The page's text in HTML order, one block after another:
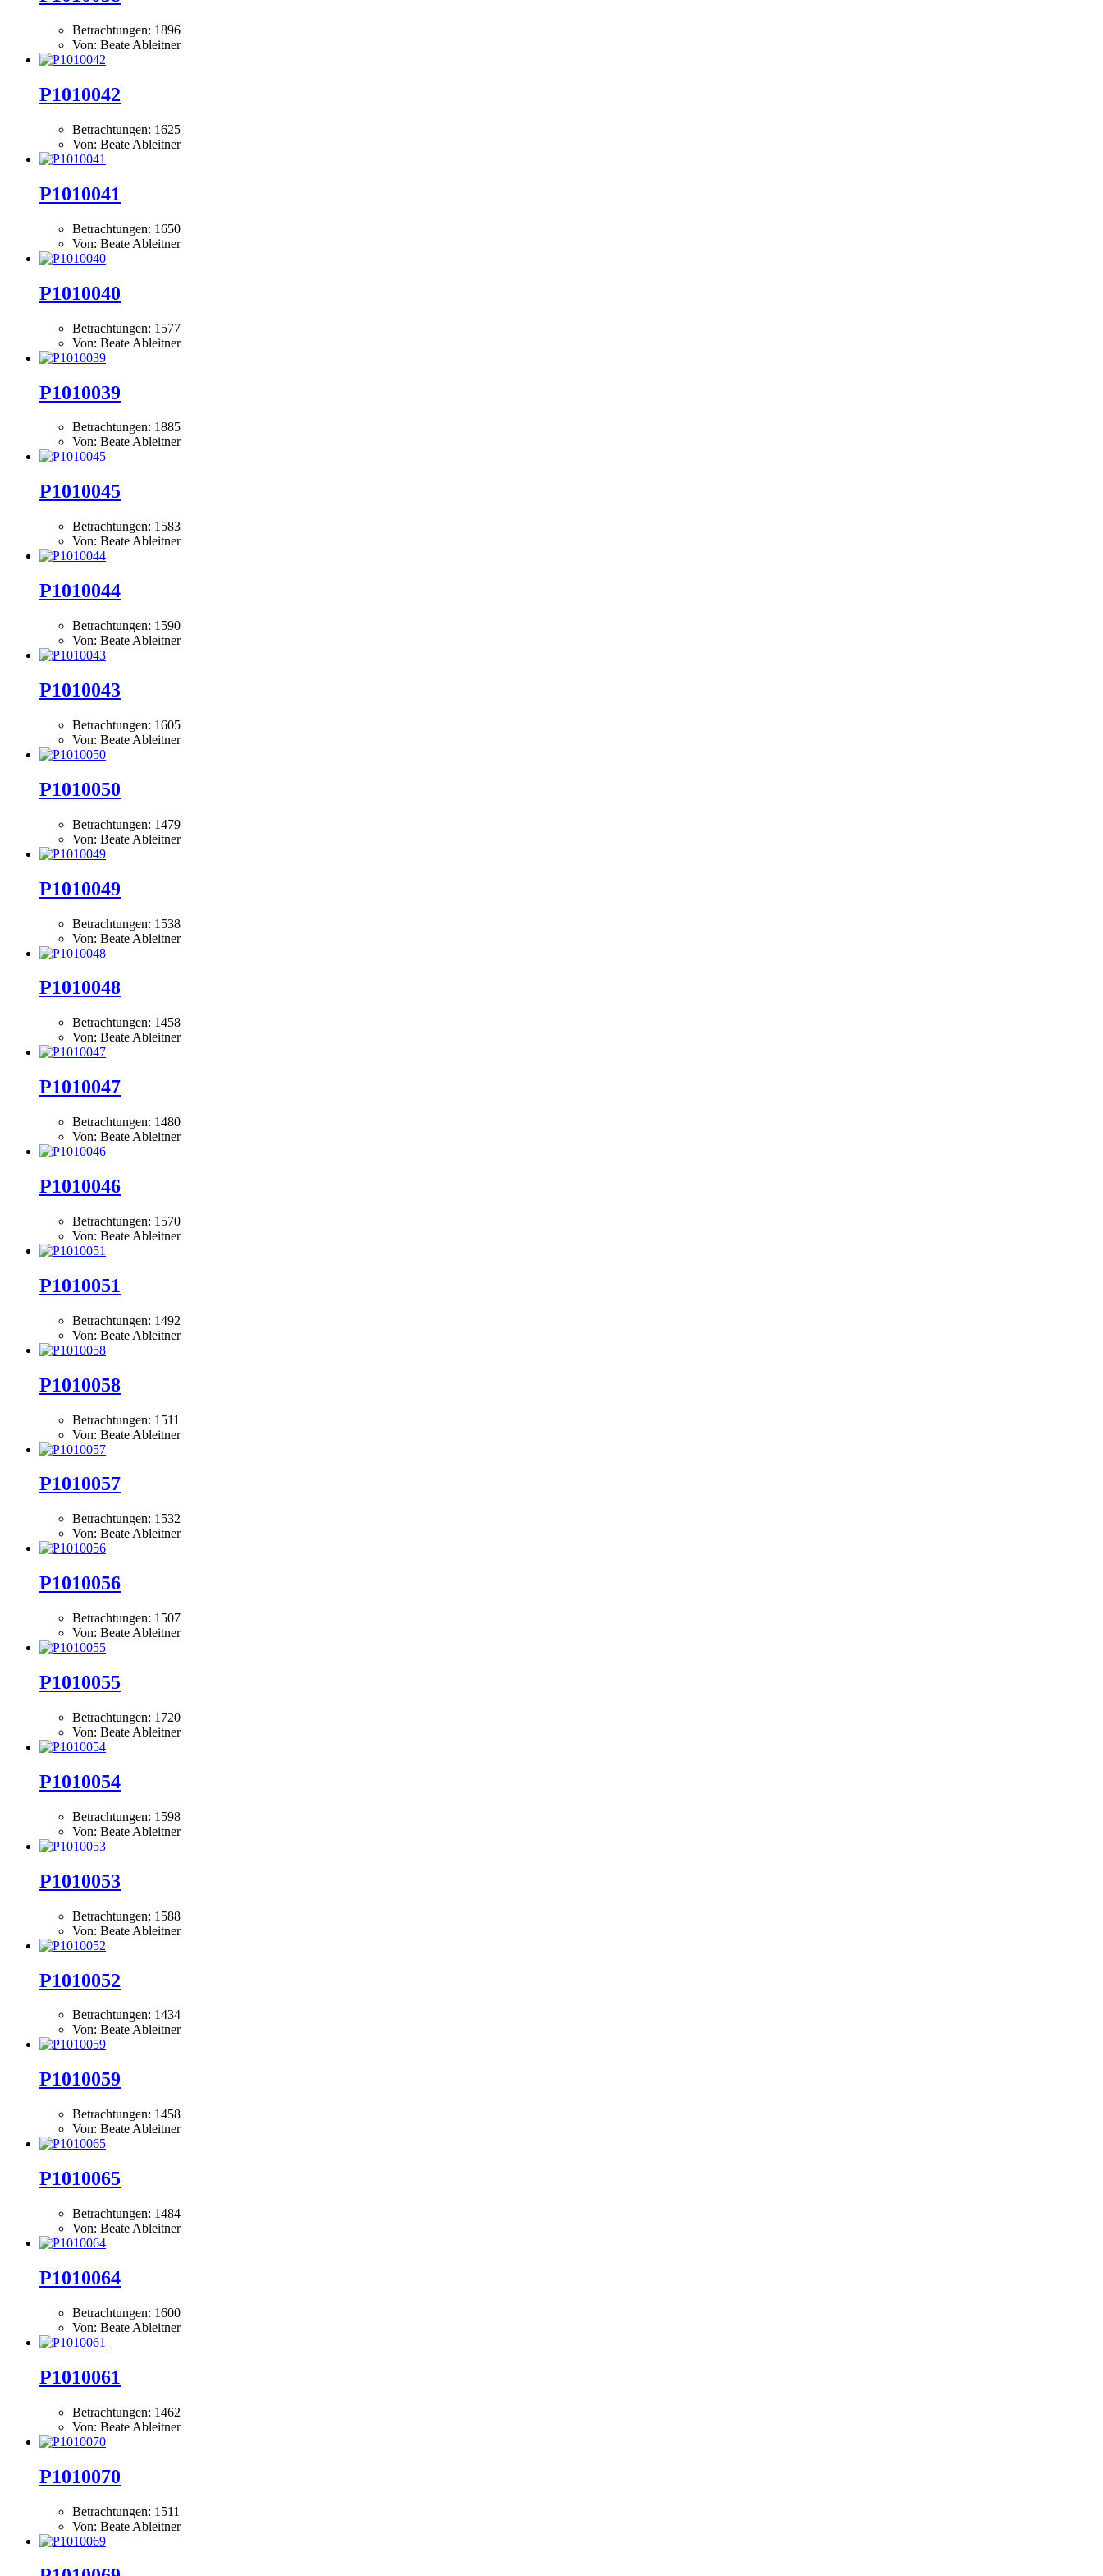
Betrachtungen: 1896
Von: Beate Ableitner
P1010042
Betrachtungen: 1625
Von: Beate Ableitner
P1010041
Betrachtungen: 1650
Von: Beate Ableitner
P1010040
Betrachtungen: 1577
Von: Beate Ableitner
P1010039
Betrachtungen: 1885
Von: Beate Ableitner
P1010045
Betrachtungen: 1583
Von: Beate Ableitner
P1010044
Betrachtungen: 1590
Von: Beate Ableitner
P1010043
Betrachtungen: 1605
Von: Beate Ableitner
P1010050
Betrachtungen: 1479
Von: Beate Ableitner
P1010049
Betrachtungen: 1538
Von: Beate Ableitner
P1010048
Betrachtungen: 1458
Von: Beate Ableitner
P1010047
Betrachtungen: 1480
Von: Beate Ableitner
P1010046
Betrachtungen: 1570
Von: Beate Ableitner
P1010051
Betrachtungen: 1492
Von: Beate Ableitner
P1010058
Betrachtungen: 1511
Von: Beate Ableitner
P1010057
Betrachtungen: 1532
Von: Beate Ableitner
P1010056
Betrachtungen: 1507
Von: Beate Ableitner
P1010055
Betrachtungen: 1720
Von: Beate Ableitner
P1010054
Betrachtungen: 1598
Von: Beate Ableitner
P1010053
Betrachtungen: 1588
Von: Beate Ableitner
P1010052
Betrachtungen: 1434
Von: Beate Ableitner
P1010059
Betrachtungen: 1458
Von: Beate Ableitner
P1010065
Betrachtungen: 1484
Von: Beate Ableitner
P1010064
Betrachtungen: 1600
Von: Beate Ableitner
P1010061
Betrachtungen: 1462
Von: Beate Ableitner
P1010070
Betrachtungen: 1511
Von: Beate Ableitner